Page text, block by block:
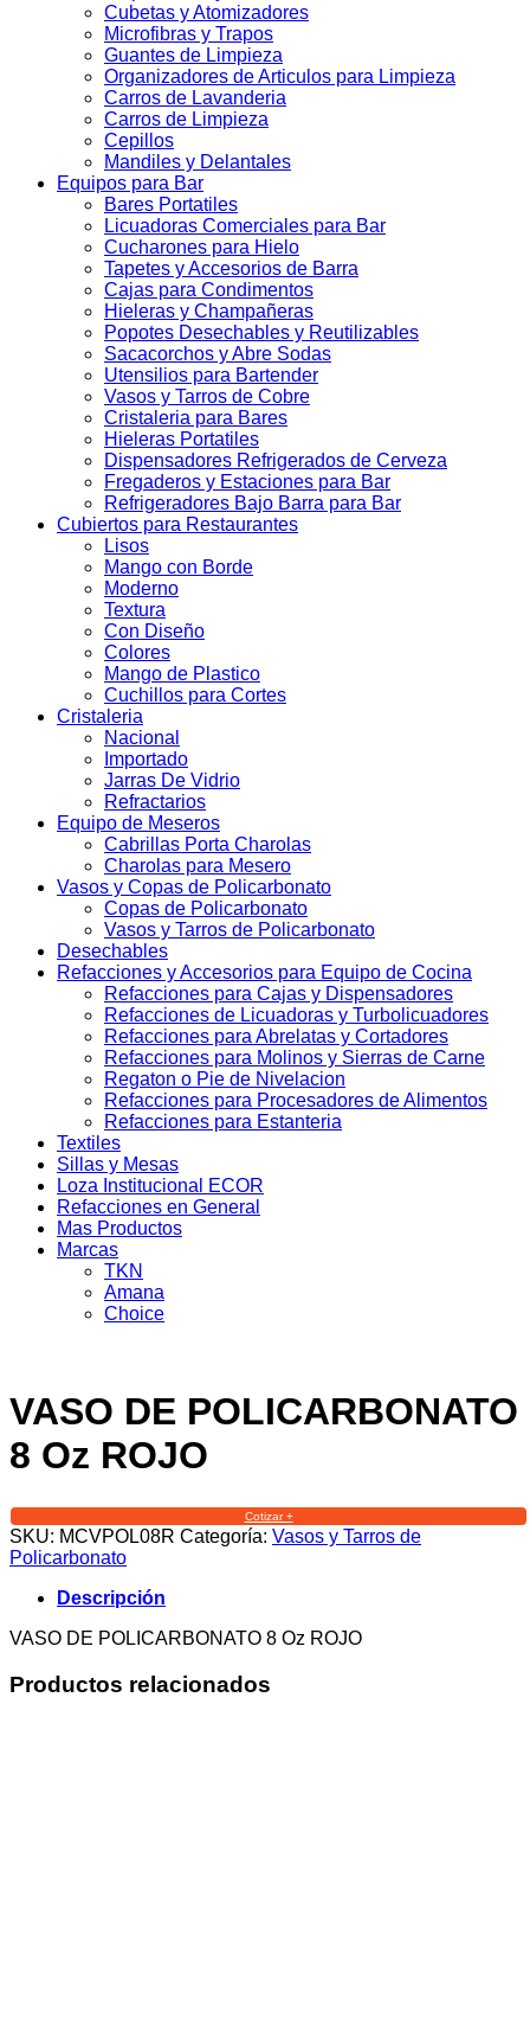
Cubetas y Atomizadores
Microfibras y Trapos
Guantes de Limpieza
Organizadores de Articulos para Limpieza
Carros de Lavanderia
Carros de Limpieza
Cepillos
Mandiles y Delantales
Equipos para Bar
Bares Portatiles
Licuadoras Comerciales para Bar
Cucharones para Hielo
Tapetes y Accesorios de Barra
Cajas para Condimentos
Hieleras y Champañeras
Popotes Desechables y Reutilizables
Sacacorchos y Abre Sodas
Utensilios para Bartender
Vasos y Tarros de Cobre
Cristaleria para Bares
Hieleras Portatiles
Dispensadores Refrigerados de Cerveza
Fregaderos y Estaciones para Bar
Refrigeradores Bajo Barra para Bar
Cubiertos para Restaurantes
Lisos
Mango con Borde
Moderno
Textura
Con Diseño
Colores
Mango de Plastico
Cuchillos para Cortes
Cristaleria
Nacional
Importado
Jarras De Vidrio
Refractarios
Equipo de Meseros
Cabrillas Porta Charolas
Charolas para Mesero
Vasos y Copas de Policarbonato
Copas de Policarbonato
Vasos y Tarros de Policarbonato
Desechables
Refacciones y Accesorios para Equipo de Cocina
Refacciones para Cajas y Dispensadores
Refacciones de Licuadoras y Turbolicuadores
Refacciones para Abrelatas y Cortadores
Refacciones para Molinos y Sierras de Carne
Regaton o Pie de Nivelacion
Refacciones para Procesadores de Alimentos
Refacciones para Estanteria
Textiles
Sillas y Mesas
Loza Institucional ECOR
Refacciones en General
Mas Productos
Marcas
TKN
Amana
Choice
VASO DE POLICARBONATO
8 Oz ROJO
Cotizar +
SKU: MCVPOL08R Categoría: Vasos y Tarros de
Policarbonato
Descripción
VASO DE POLICARBONATO 8 Oz ROJO
Productos relacionados